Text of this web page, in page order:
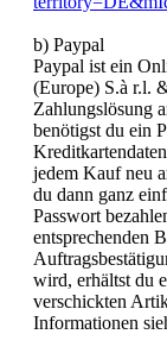
b) Paypal
Paypal ist ein
(Europe) S.à r.l.
Zahlungslösung
benötigst du ein
jedem Kauf neu
du dann ganz
Passwort
entsprechenden
wird, erhältst du
verschickten
Informationen